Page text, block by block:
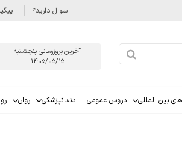
سوال دارید؟
آخرین بروزرسانی پنچشنبه
1405/05/15
بین المللی دروس عمومی دندانپزشکی روان